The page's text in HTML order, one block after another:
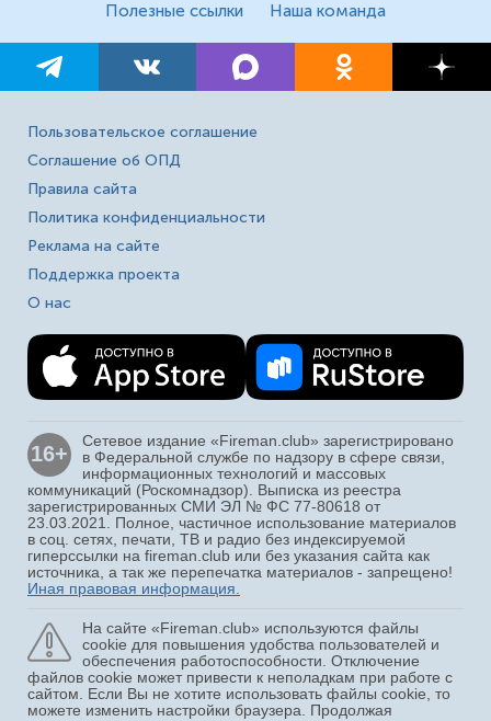
Полезные ссылки Наша команда
Пользовательское соглашение
Соглашение об ОПД
Правила сайта
Политика конфиденциальности
Реклама на сайте
Поддержка проекта
О нас
16+
Сетевое издание «Fireman.club» зарегистрировано
в Федеральной службе по надзору в сфере связи,
информационных технологий и массовых
коммуникаций (Роскомнадзор). Выписка из реестра
зарегистрированных СМИ ЭЛ № ФС 77-80618 от
23.03.2021. Полное, частичное использование материалов
в соц. сетях, печати, ТВ и радио без индексируемой
гиперссылки на fireman.club или без указания сайта как
источника, а так же перепечатка материалов - запрещено!
Иная правовая информация.
На сайте «Fireman.club» используются файлы
cookie для повышения удобства пользователей и
обеспечения работоспособности. Отключение
файлов cookie может привести к неполадкам при работе с
сайтом. Если Вы не хотите использовать файлы cookie, то
можете изменить настройки браузера. Продолжая